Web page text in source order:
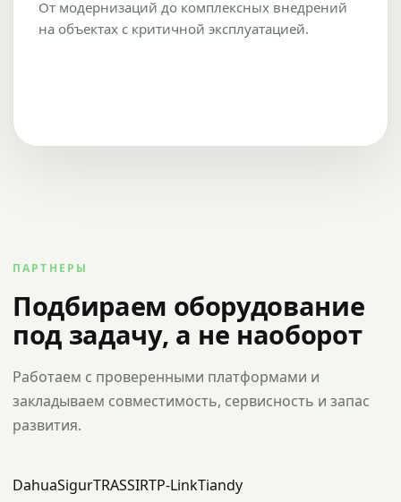
От модернизаций до комплексных внедрений
на объектах с критичной эксплуатацией.
ПАРТНЕРЫ
Подбираем оборудование
под задачу, а не наоборот
Работаем с проверенными платформами и
закладываем совместимость, сервисность и запас
развития.
DahuaSigurTRASSIRTP-LinkTiandy